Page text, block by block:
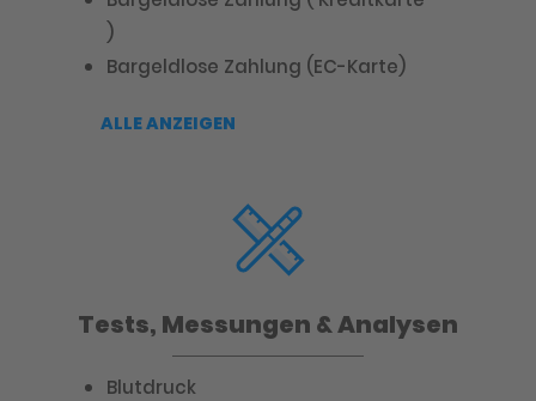
)
Bargeldlose Zahlung (EC-Karte)
ALLE ANZEIGEN
Tests, Messungen & Analysen
Blutdruck